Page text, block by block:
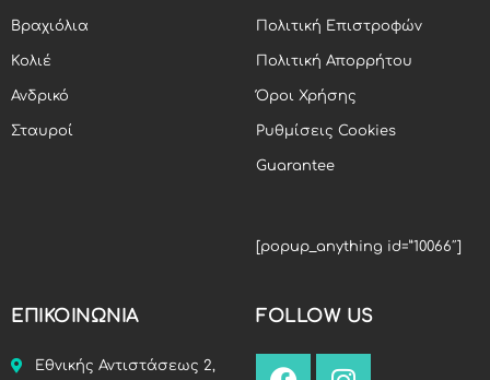
Βραχιόλια
Κολιέ
Ανδρικό
Σταυροί
Πολιτική Επιστροφών
Πολιτική Απορρήτου
Όροι Χρήσης
Ρυθμίσεις Cookies
Guarantee
[popup_anything id=”10066″]
ΕΠΙΚΟΙΝΩΝΙΑ
Εθνικής Αντιστάσεως 2,
FOLLOW US